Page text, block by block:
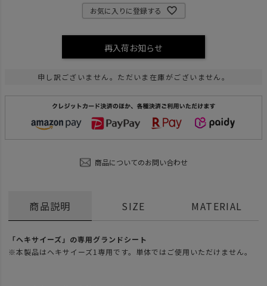
お気に入りに登録する
再入荷お知らせ
申し訳ございません。ただいま在庫がございません。
商品についてのお問い合わせ
商品説明
「ヘキサイーズ」の専用グランドシート
※本製品はヘキサイーズ1専用です。単体ではご使用いただけません。
SIZE MATERIAL